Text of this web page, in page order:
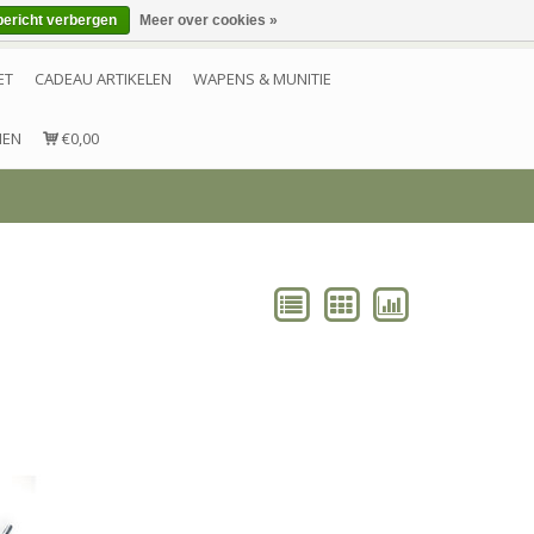
Inloggen Account aanmaken
CADEAU ARTIKELEN WAPENS & MUNITIE
€0,00
verbergen Meer over cookies »